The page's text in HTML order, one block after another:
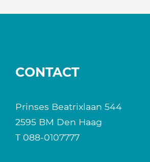
CONTACT
Prinses Beatrixlaan 544
2595 BM Den Haag
T 088-0107777